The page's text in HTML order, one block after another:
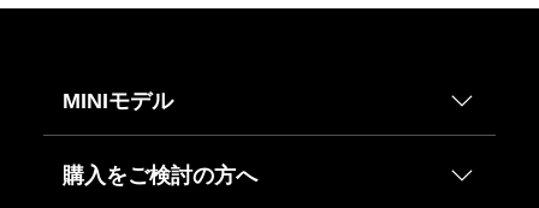
MINIモデル
購入をご検討の方へ